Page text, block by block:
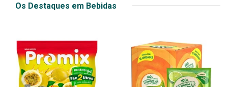
Os Destaques em Bebidas